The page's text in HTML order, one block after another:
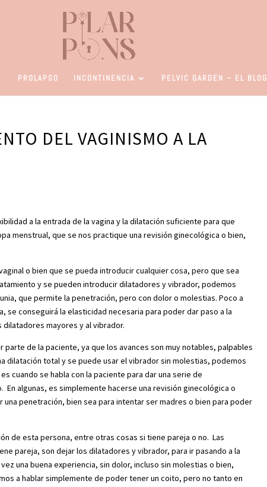
PROLAPSO INCONTINENCIA PELVIC GARDEN – EL BLOG
DEL VAGINISMO A LA
a la entrada de la vagina y la dilatación suficiente para que
menstrual, que se nos practique una revisión ginecológica o bien,
o bien que se pueda introducir cualquier cosa, pero que sea
y se pueden introducir dilatadores y vibrador, podemos
que permite la penetración, pero con dolor o molestias. Poco a
se conseguirá la elasticidad necesaria para poder dar paso a la
mayores y al vibrador.
de la paciente, ya que los avances son muy notables, palpables
dilatación total y se puede usar el vibrador sin molestias, podemos
cuando se habla con la paciente para dar una serie de
algunas, es simplemente hacerse una revisión ginecológica o
penetración, bien sea para intentar ser madres o bien para poder
de esta persona, entre otras cosas si tiene pareja o no. Las
pareja, son dejar los dilatadores y vibrador, para ir pasando a la
una buena experiencia, sin dolor, incluso sin molestias o bien,
a hablar simplemente de poder tener un coito, pero no tanto en